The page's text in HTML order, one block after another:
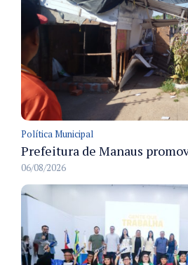
Política Municipal
06/08/2026